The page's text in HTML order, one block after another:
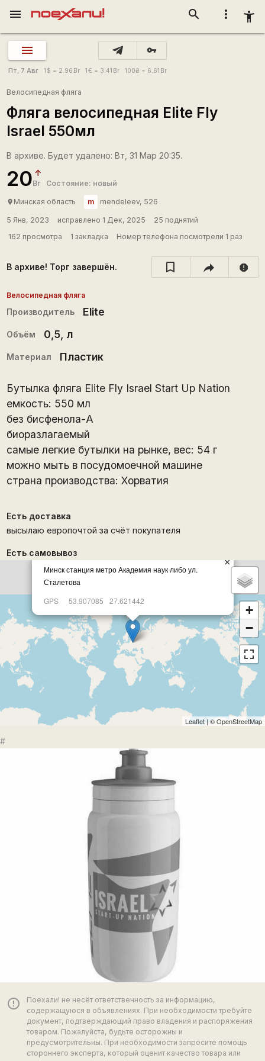
more_vert accessibility_new
search
menu
vpn_key
Пт, 7 Авг 1 $ = 2.96 Br 1€ = 3.41 Br 100₴ = 6.61 Br
Велосипедная фляга
Фляга велосипедная Elite Fly
Israel 550мл
В архиве. Будет удалено: Вт, 31 Мар 20:35.
20Br Состояние: новый
place Минская область m mendeleev, 526
5 Янв, 2023 исправлено 1 Дек, 2025
25 поднятий
162 просмотра
1 закладка Номер телефона посмотрели 1 раз
В архиве! Торг завершён. report
Велосипедная фляга
Производитель Elite
Объём 0,5, л
Материал Пластик
Бутылка фляга Elite Fly Israel Start Up Nation
емкость: 550 мл
без бисфенола-А
биоразлагаемый
самые легкие бутылки на рынке, вес: 54 г
можно мыть в посудомоечной машине
страна производства: Хорватия
Есть доставка
высылаю европочтой за счёт покупателя
Есть самовывоз
Минск станция метро Академия наук либо ул.
Сталетова
GPS
53.907085 27.621442
×
+
−
Leaflet | ©OpenStreetMap
#
error_outline
Поехали! не несёт ответственность за информацию,
содержащуюся в объявлениях. При необходимости требуйте
документ, подтверждающий право владения и распоряжения
товаром. Пожалуйста, будьте осторожны и
предусмотрительны. При необходимости запросите помощь
стороннего эксперта, который оценит качество товара или